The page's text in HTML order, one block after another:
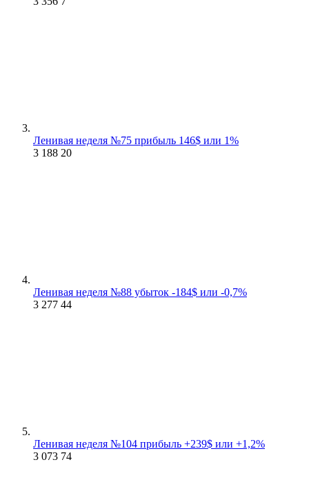
Ленивая неделя №75 прибыль 146$ или 1%
3 188 20
Ленивая неделя №88 убыток -184$ или -0,7%
3 277 44
Ленивая неделя №104 прибыль +239$ или +1,2%
3 073 74